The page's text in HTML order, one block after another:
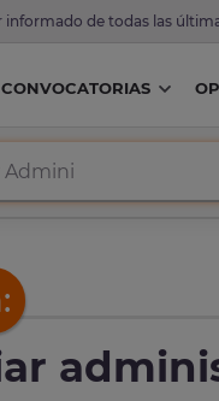
informado de todas las
CONVOCATORIAS